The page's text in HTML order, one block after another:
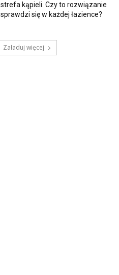
strefa kąpieli. Czy to rozwiązanie
sprawdzi się w każdej łazience?
Załaduj więcej